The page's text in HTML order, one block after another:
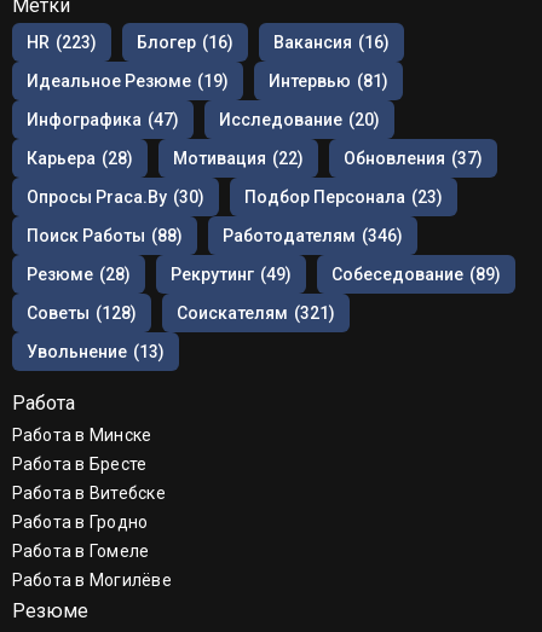
Метки
HR (223) Блогер (16) Вакансия (16)
Идеальное Резюме (19) Интервью (81)
Инфографика (47) Исследование (20)
Карьера (28) Мотивация (22) Обновления (37)
Опросы Praca.by (30) Подбор Персонала (23)
Поиск Работы (88) Работодателям (346)
Резюме (28) Рекрутинг (49) Собеседование (89)
Советы (128) Соискателям (321)
Увольнение (13)
Работа
Работа в Минске
Работа в Бресте
Работа в Витебске
Работа в Гродно
Работа в Гомеле
Работа в Могилёве
Резюме